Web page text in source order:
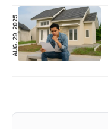
AUG. 29, 2025